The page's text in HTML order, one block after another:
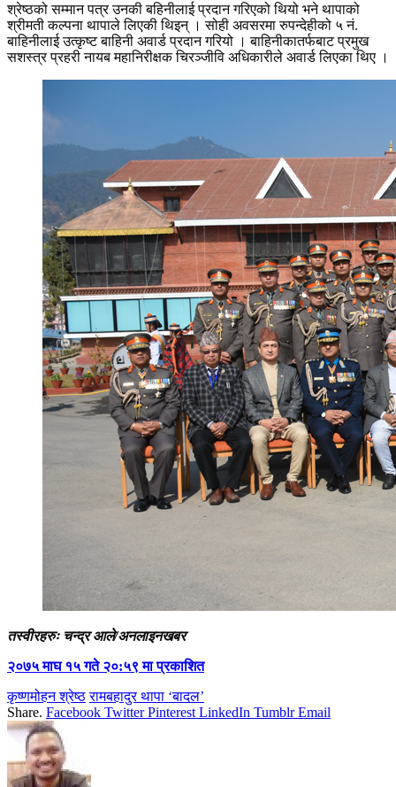
श्रेष्ठको सम्मान पत्र उनकी बहिनीलाई प्रदान गरिएको थियो भने थापाको
श्रीमती कल्पना थापाले लिएकी थिइन् । सोही अवसरमा रुपन्देहीको ५ नं.
बाहिनीलाई उत्कृष्ट बाहिनी अवार्ड प्रदान गरियो । बाहिनीकातर्फबाट प्रमुख
सशस्त्र प्रहरी नायब महानिरीक्षक चिरञ्जीवि अधिकारीले अवार्ड लिएका थिए ।
तस्वीरहरुः चन्द्र आले/अनलाइनखबर
२०७५ माघ १५ गते २०:५९ मा प्रकाशित
कृष्णमोहन श्रेष्ठ रामबहादुर थापा ‘बादल’
Share. Facebook Twitter Pinterest LinkedIn Tumblr Email